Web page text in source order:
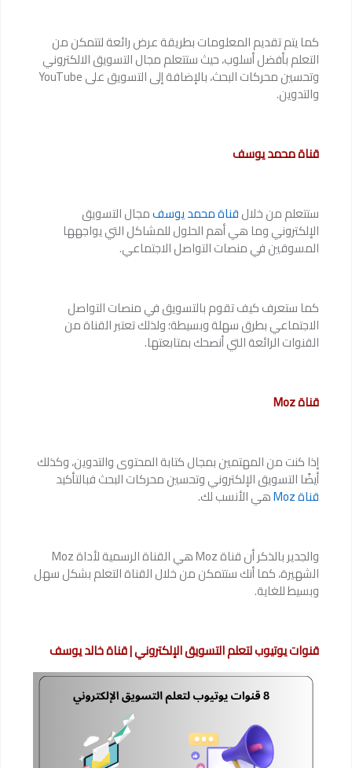
كما يتم تقديم المعلومات بطريقة عرض رائعة لتتمكن من
التعلم بأفضل أسلوب، حيث ستتعلم مجال التسويق الالكتروني
وتحسين محركات البحث، بالإضافة إلى التسويق على YouTube
والتدوين.
قناة محمد يوسف
ستتعلم من خلالقناة محمد يوسفمجال التسويق
الإلكتروني وما هي أهم الحلول للمشاكل التي يواجهها
المسوقين في منصات التواصل الاجتماعي.
كما ستعرف كيف تقوم بالتسويق في منصات التواصل
الاجتماعي بطرق سهلة وبسيطة؛ ولذلك تعتبر القناة من
القنوات الرائعة التي أنصحك بمتابعتها.
قناة Moz
إذا كنت من المهتمين بمجال كتابة المحتوى والتدوين، وكذلك
أيضًا التسويق الإلكتروني وتحسين محركات البحث فبالتأكيد
قناة Moz هي الأنسب لك.
والجدير بالذكر أن قناة Moz هي القناة الرسمية لأداة Moz
الشهيرة، كما أنك ستتمكن من خلال القناة التعلم بشكل سهل
وبسيط للغاية.
قنوات يوتيوب لتعلم التسويق الإلكتروني | قناة خالد يوسف